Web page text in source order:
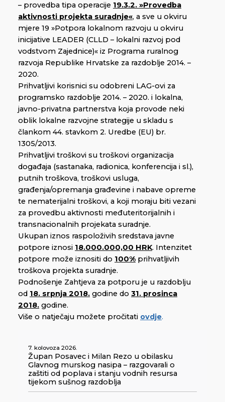
– provedba tipa operacije 19.3.2. »Provedba
aktivnosti projekta suradnje«, a sve u okviru
mjere 19 »Potpora lokalnom razvoju u okviru
inicijative LEADER (CLLD – lokalni razvoj pod
vodstvom Zajednice)« iz Programa ruralnog
razvoja Republike Hrvatske za razdoblje 2014. –
2020.
Prihvatljivi korisnici su odobreni LAG-ovi za
programsko razdoblje 2014. – 2020. i lokalna,
javno-privatna partnerstva koja provode neki
oblik lokalne razvojne strategije u skladu s
člankom 44. stavkom 2. Uredbe (EU) br.
1305/2013.
Prihvatljivi troškovi su troškovi organizacija
događaja (sastanaka, radionica, konferencija i sl.),
putnih troškova, troškovi usluga,
građenja/opremanja građevine i nabave opreme
te nematerijalni troškovi, a koji moraju biti vezani
za provedbu aktivnosti međuteritorijalnih i
transnacionalnih projekata suradnje.
Ukupan iznos raspoloživih sredstava javne
potpore iznosi 18.000.000,00 HRK. Intenzitet
potpore može iznositi do 100% prihvatljivih
troškova projekta suradnje.
Podnošenje Zahtjeva za potporu je u razdoblju
od 18. srpnja 2018. godine do 31. prosinca
2018. godine.
Više o natječaju možete pročitati ovdje.
7. kolovoza 2026.
Župan Posavec i Milan Rezo u obilasku
Glavnog murskog nasipa – razgovarali o
zaštiti od poplava i stanju vodnih resursa
tijekom sušnog razdoblja